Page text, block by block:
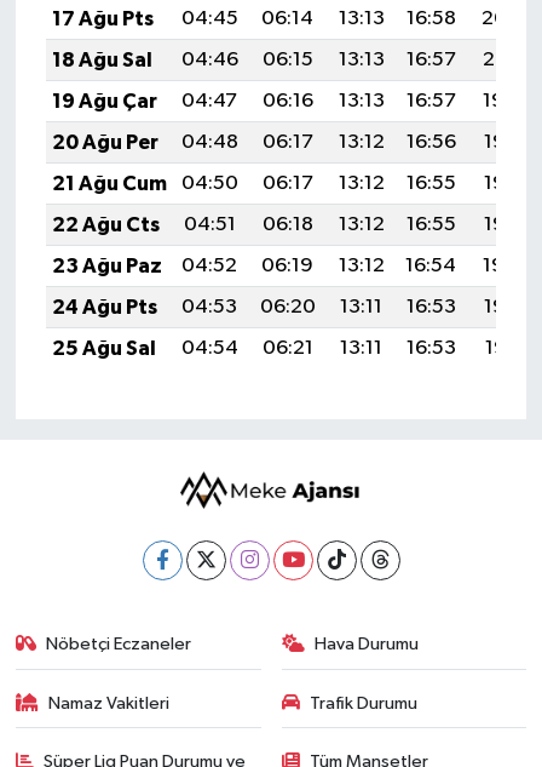
17 Ağu Pts
04:45 06:14 13:13 16:58
20:02
18 Ağu Sal
04:46 06:15 13:13 16:57
20:01
19 Ağu Çar
04:47 06:16 13:13 16:57
19:59
20 Ağu Per
04:48 06:17 13:12 16:56
19:58
21 Ağu Cum
04:50 06:17 13:12 16:55
19:57
22 Ağu Cts
04:51 06:18 13:12 16:55
19:55
23 Ağu Paz
04:52 06:19 13:12 16:54
19:54
24 Ağu Pts
04:53 06:20 13:11 16:53
19:53
25 Ağu Sal
04:54 06:21 13:11 16:53 19:51
Nöbetçi Eczaneler Hava Durumu
Namaz Vakitleri Trafik Durumu
Süper Lig Puan Durumu ve Tüm Manşetler